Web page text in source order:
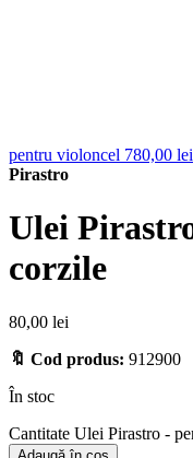
pentru violoncel 780,00 lei
Pirastro
Ulei
corzile
80,00 lei
🔖 Cod produs: 912900
În stoc
Cantitate Ulei Pirastro -